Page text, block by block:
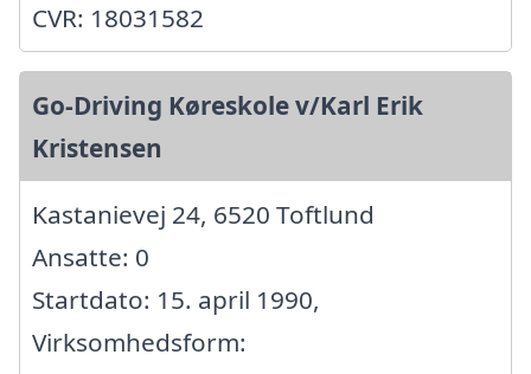
CVR: 18031582
Go-Driving Køreskole v/Karl Erik
Kristensen
Kastanievej 24, 6520 Toftlund
Ansatte: 0
Startdato: 15. april 1990,
Virksomhedsform: